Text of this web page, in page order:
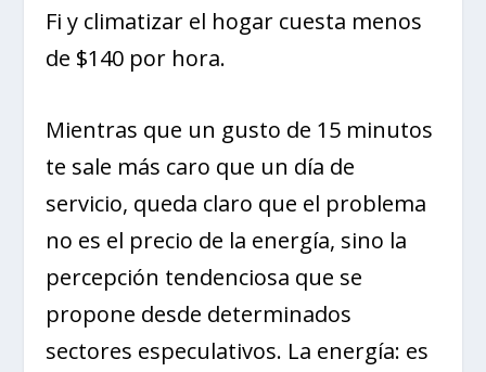
Fi y climatizar el hogar cuesta menos
de $140 por hora.
Mientras que un gusto de 15 minutos
te sale más caro que un día de
servicio, queda claro que el problema
no es el precio de la energía, sino la
percepción tendenciosa que se
propone desde determinados
sectores especulativos. La energía: es